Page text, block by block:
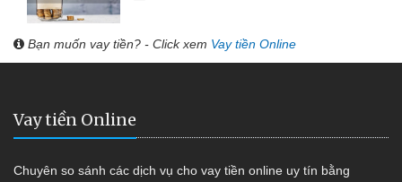
Bạn muốn vay tiền? - Click xem Vay tiền Online
Vay tiền Online
Chuyên so sánh các dịch vụ cho vay tiền online uy tín bằng